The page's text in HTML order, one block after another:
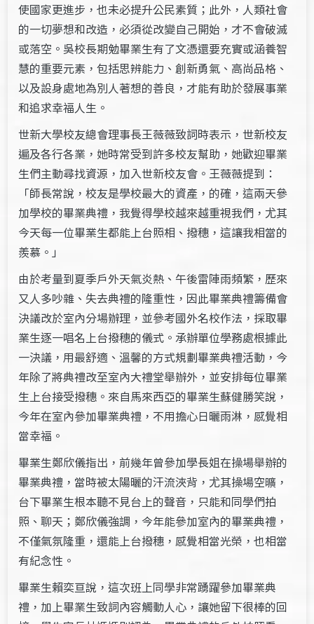
使國家更進步，也未必提升公民素質；此外，人類社會
的一切夢想和改造，必須從改變自己開始，才不會破滅
或落空。吳校長期勉畢業生有了文憑還要充實或涵養智
慧的重要元素，包括思辨能力、創新勇氣、高尚品格、
以及設身處地為別人著想的善良，才能有助於發展事業
和追求幸福人生。
世新大學校友總會理事長王薇薇致詞時表示，世新校友
遍及各行各業，她時常受到許多校友幫助，她歡迎畢業
生們主動尋找資源，加入世新校友會。王薇薇提到：
「師長常說，校友是學校最大的資產，的確，這兩天參
加學校的畢業典禮，我覺得學校越來越重視我們，尤其
今天每一位畢業生都能上台照相、撥穗，這讓我相當的
羨慕。」
由於考量到夏季戶外天氣炎熱、午後雷陣雨頻繁，歷來
又人多吵雜、失去典禮的隆重性，因此畢業典禮籌備會
決議改於室內分場辦理，並參考國外名校作法，採取畢
業生逐一唱名上台撥穗的儀式。承辦單位學務處根據此
一決議，用最舒適、溫馨的方式規劃畢業典禮活動，今
年除了將典禮改至室內大禮堂舉辦外，並安排每位畢業
生上台接受撥穗。來自馬來西亞的畢業生蘇健勝笑說，
今年在室內參加畢業典禮，不用擔心日曬雨淋，感覺相
當幸福。
畢業生鄭欣儀指出，前幾年曾參加學長姐在操場舉辦的
畢業典禮，當時被太陽曬的汗流浹背，尤其操場空曠，
台下畢業生根本聽不見台上的聲音，只能和同學們拍
照、聊天；鄭欣儀強調，今年能參加室內的畢業典禮，
不僅氣氛隆重，還能上台撥穗，感覺相當光榮，也相當
有紀念性。
畢業生賴奕亘說，這次班上同學非常踴躍參加畢業典
禮，加上畢業生致詞內容觸動人心，讓她留下很棒的回